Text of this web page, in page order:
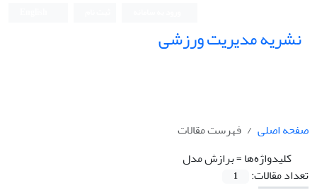
نشریه مدیریت ورزشی
صفحه اصلی
فهرست مقالات
کلیدواژه‌ها =برازش مدل
تعداد مقالات:
1